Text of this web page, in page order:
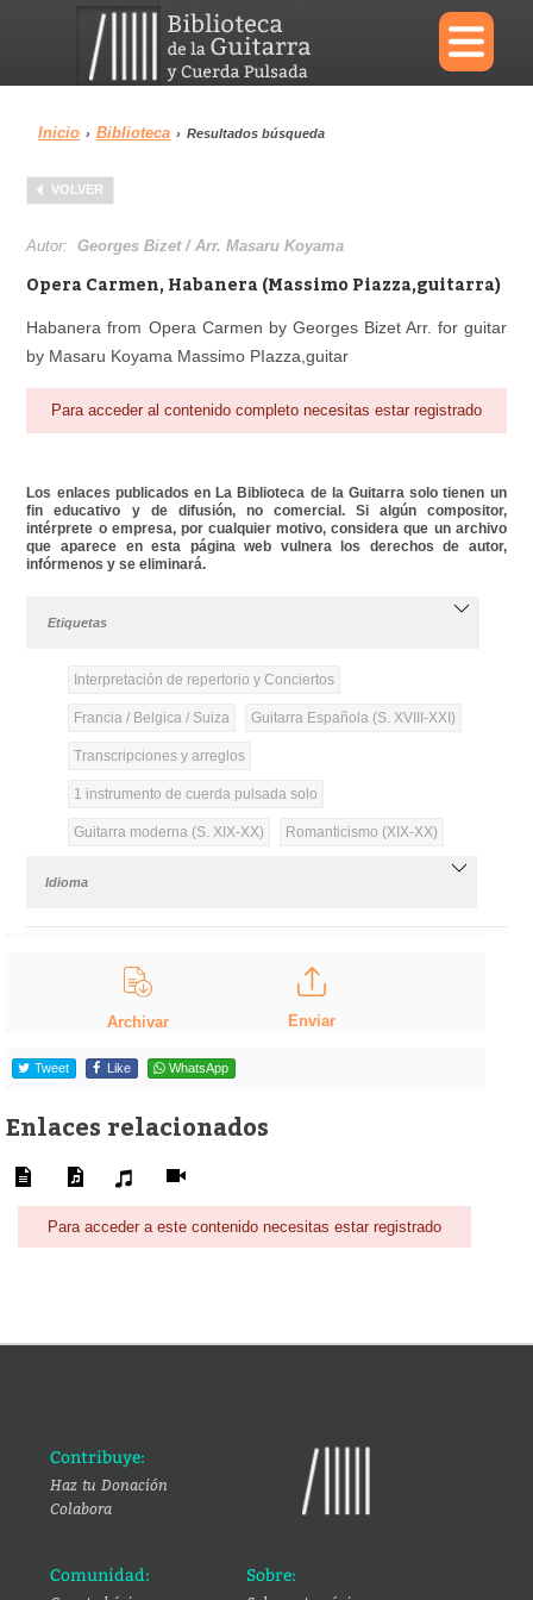
×
Menu
Biblioteca Diccionario
Área personal Reproductor
Inicio › Biblioteca › Resultados búsqueda
VOLVER
Autor:Georges Bizet / Arr. Masaru Koyama
Opera Carmen, Habanera (Massimo Piazza,guitarra)
Habanera from Opera Carmen by Georges Bizet Arr. for guitar
by Masaru Koyama Massimo PIazza,guitar
Para acceder al contenido completo necesitas estar registrado
Los enlaces publicados en La Biblioteca de la Guitarra solo tienen un
fin educativo y de difusión, no comercial. Si algún compositor,
intérprete o empresa, por cualquier motivo, considera que un archivo
que aparece en esta página web vulnera los derechos de autor,
infórmenos y se eliminará.
Etiquetas
Interpretación de repertorio y Conciertos
Francia / Belgica / Suiza Guitarra Española (S. XVIII-XXI)
Transcripciones y arreglos
1 instrumento de cuerda pulsada solo
Guitarra moderna (S. XIX-XX) Romanticismo (XIX-XX)
Idioma
Archivar Enviar
Tweet Like WhatsApp
Enlaces relacionados
Para acceder a este contenido necesitas estar registrado
Contribuye:
Haz tu Donación
Colabora
Comunidad: Sobre: